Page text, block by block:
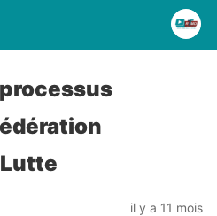
il y a 11 mois